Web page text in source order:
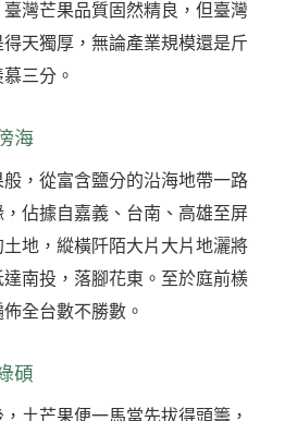
灣芒果品質固然精良，但臺灣
天獨厚，無論產業規模還是斤
三分。
海
，從富含鹽分的沿海地帶一路
佔據自嘉義、台南、高雄至屏
地，縱橫阡陌大片大片地灑將
南投，落腳花東。至於庭前檨
全台數不勝數。
碩
土芒果便一馬當先拔得頭籌，